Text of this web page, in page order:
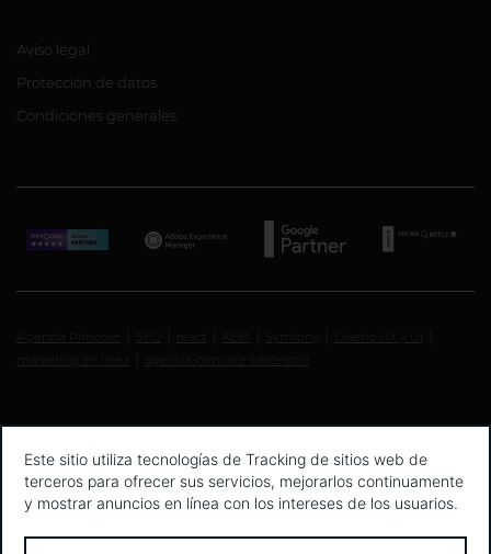
Aviso legal
Protección de datos
Condiciones generales
Este sitio utiliza tecnologías de Tracking de sitios web de
terceros para ofrecer sus servicios, mejorarlos continuamente
y mostrar anuncios en línea con los intereses de los usuarios.